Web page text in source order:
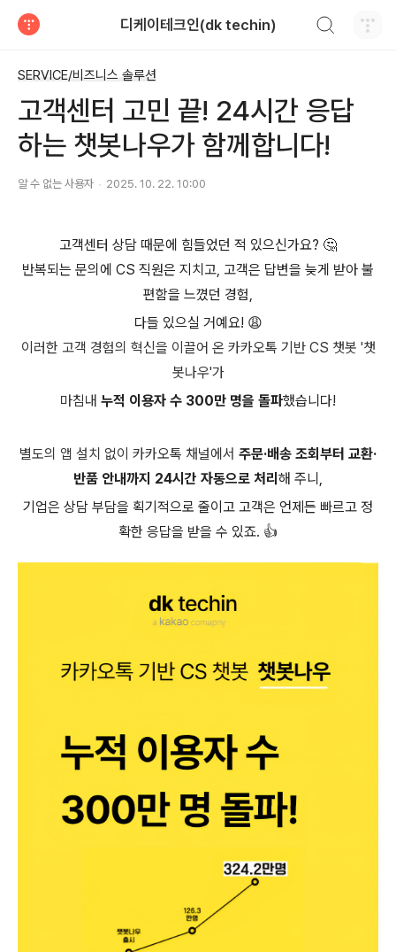
디케이테크인(dk techin)
SERVICE/비즈니스 솔루션
고객센터 고민 끝! 24시간 응답
하는 챗봇나우가 함께합니다!
알 수 없는 사용자 2025. 10. 22. 10:00
고객센터 상담 때문에 힘들었던 적 있으신가요? 🤔
반복되는 문의에 CS 직원은 지치고, 고객은 답변을 늦게 받아 불
편함을 느꼈던 경험,
다들 있으실 거예요! 😩
이러한 고객 경험의 혁신을 이끌어 온 카카오톡 기반 CS 챗봇 '챗
봇나우'가
마침내 누적 이용자 수 300만 명을 돌파했습니다!
별도의 앱 설치 없이 카카오톡 채널에서 주문·배송 조회부터 교환·
반품 안내까지 24시간 자동으로 처리 해 주니,
기업은 상담 부담을 획기적으로 줄이고 고객은 언제든 빠르고 정
확한 응답을 받을 수 있죠. 👍